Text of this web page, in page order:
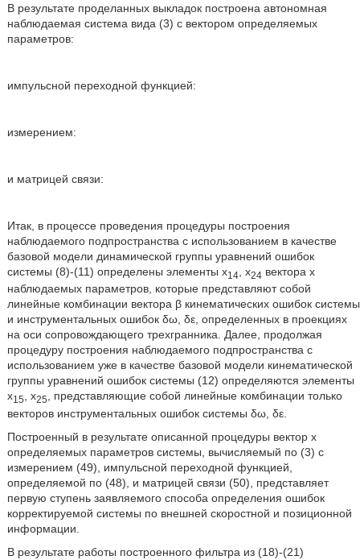
В результате проделанных выкладок построена автономная
наблюдаемая система вида (3) с вектором определяемых
параметров:
импульсной переходной функцией:
измерением:
и матрицей связи:
Итак, в процессе проведения процедуры построения
наблюдаемого подпространства с использованием в качестве
базовой модели динамической группы уравнений ошибок
системы (8)-(11) определены элементы х14 , х24 вектора х
наблюдаемых параметров, которые представляют собой
линейные комбинации вектора β кинематических ошибок системы
и инструментальных ошибок δω, δε, определенных в проекциях
на оси сопровождающего трехгранника. Далее, продолжая
процедуру построения наблюдаемого подпространства с
использованием уже в качестве базовой модели кинематической
группы уравнений ошибок системы (12) определяются элементы
х15, х25, представляющие собой линейные комбинации только
векторов инструментальных ошибок системы δω, δε.
Построенный в результате описанной процедуры вектор х
определяемых параметров системы, вычисляемый по (3) с
измерением (49), импульсной переходной функцией,
определяемой по (48), и матрицей связи (50), представляет
первую ступень заявляемого способа определения ошибок
корректируемой системы по внешней скоростной и позиционной
информации.
В результате работы построенного фильтра из (18)-(21)